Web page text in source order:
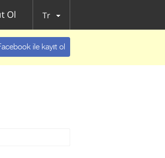
Ol Tr
ile kayıt ol